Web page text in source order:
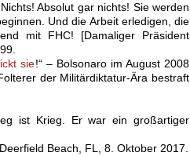
Absolut gar nichts! Sie werden
Und die Arbeit erledigen, die
mit FHC! [Damaliger Präsident
sie!“ – Bolsonaro im August 2008
der Militärdiktatur-Ära bestraft
ist Krieg. Er war ein großartiger
Beach, FL, 8. Oktober 2017.